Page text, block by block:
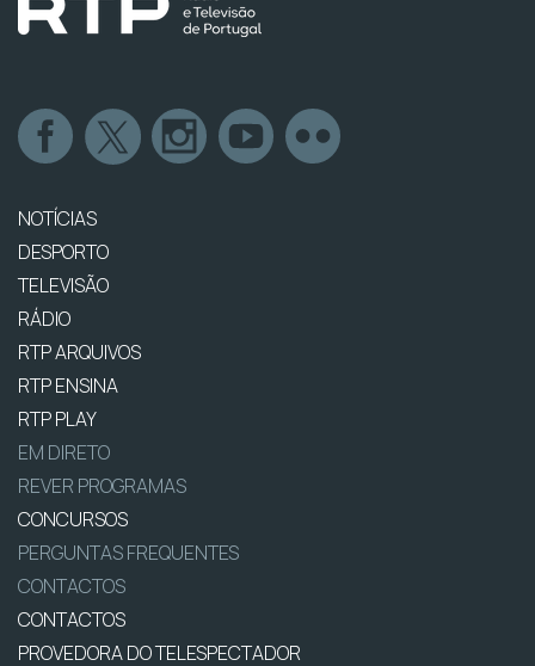
NOTÍCIAS
DESPORTO
TELEVISÃO
RÁDIO
RTP ARQUIVOS
RTP ENSINA
RTP PLAY
EM DIRETO
REVER PROGRAMAS
CONCURSOS
PERGUNTAS FREQUENTES
CONTACTOS
CONTACTOS
PROVEDORA DO TELESPECTADOR